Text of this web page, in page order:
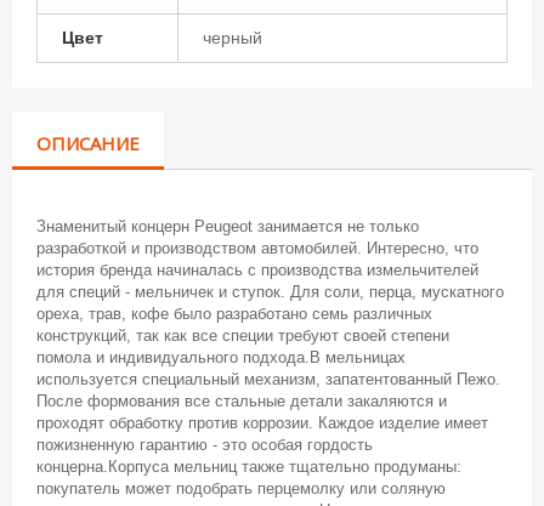
Цвет черный
ОПИСАНИЕ
Знаменитый концерн Peugeot занимается не только
разработкой и производством автомобилей. Интересно, что
история бренда начиналась с производства измельчителей
для специй - мельничек и ступок. Для соли, перца, мускатного
ореха, трав, кофе было разработано семь различных
конструкций, так как все специи требуют своей степени
помола и индивидуального подхода.В мельницах
используется специальный механизм, запатентованный Пежо.
После формования все стальные детали закаляются и
проходят обработку против коррозии. Каждое изделие имеет
пожизненную гарантию - это особая гордость
концерна.Корпуса мельниц также тщательно продуманы:
покупатель может подобрать перцемолку или соляную